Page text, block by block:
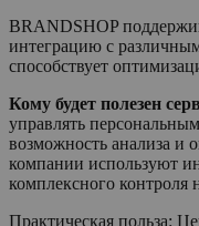
BRANDSHOP
интеграцию с
способствует
Кому будет полезен
управлять
возможность анализа и
компании используют
комплексного контроля
Практическая польза: